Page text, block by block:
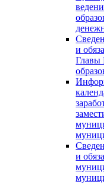
и
Главы
и